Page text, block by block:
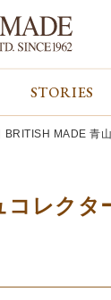
コンテンツ
EVENT
STORIES
BRITISH MADE 青
レクタ